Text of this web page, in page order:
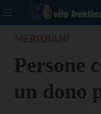
Persone
un dono